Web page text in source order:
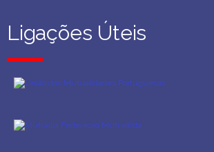
Ligações Úteis
Ligações Úteis